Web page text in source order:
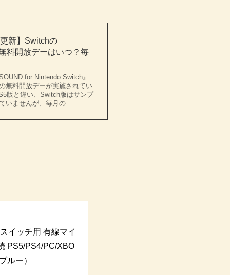
新】Switchの
料開放デーはいつ？毎
for Nintendo Switch』
無料開放デーが実施されてい
版と違い、Switch版はサンプ
いませんが、毎月の...
イッチ用 有線マイ
PS5/PS4/PC/XBO
ルー）